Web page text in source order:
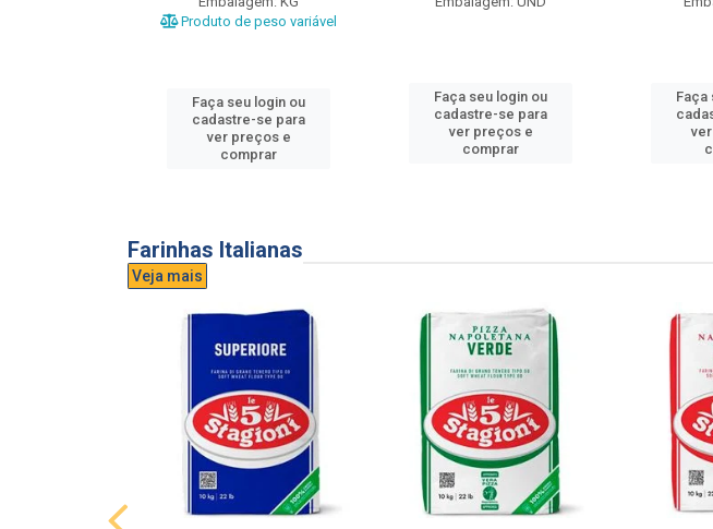
Produto de peso variável
Faça seu login ou
cadastre-se para
ver preços e
comprar
Faça seu login ou
cadastre-se para
ver preços e
comprar
Faça
Farinhas Italianas
Veja mais